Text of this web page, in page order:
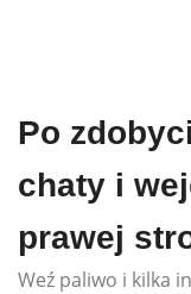
Po
chaty i
prawej
Weź paliwo i kilka